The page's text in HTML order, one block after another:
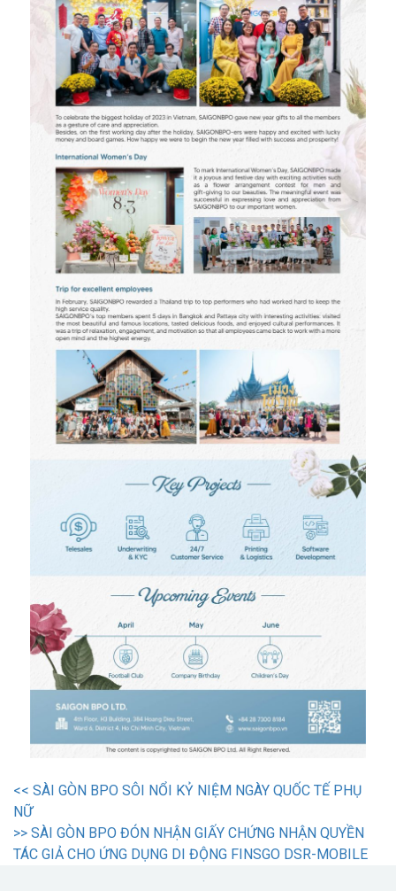
<< SÀI GÒN BPO SÔI NỔI KỶ NIỆM NGÀY QUỐC TẾ PHỤ
NỮ
>> SÀI GÒN BPO ĐÓN NHẬN GIẤY CHỨNG NHẬN QUYỀN
TÁC GIẢ CHO ỨNG DỤNG DI ĐỘNG FINSGO DSR-MOBILE